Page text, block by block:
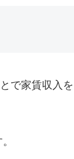
で家賃収入を